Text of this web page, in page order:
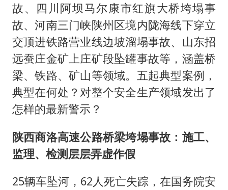
故、四川阿坝马尔康市红旗大桥垮塌事
故、河南三门峡陕州区境内陇海线下穿立
交顶进铁路营业线边坡溜塌事故、山东招
远蚕庄金矿上庄矿段坠罐事故等，涵盖桥
梁、铁路、矿山等领域。五起典型案例，
典型在何处？对整个安全生产领域发出了
怎样的最新警示？
陕西商洛高速公路桥梁垮塌事故：施工、
监理、检测层层弄虚作假
25辆车坠河，62人死亡失踪，在国务院安